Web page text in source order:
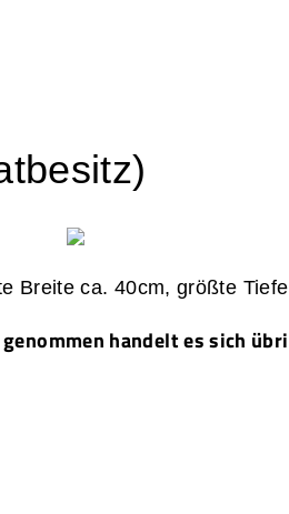
Breite ca. 40cm, größte
handelt es sich